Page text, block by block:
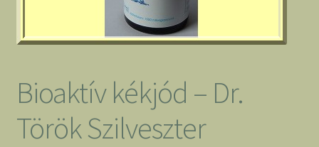
Bioaktív kékjód – Dr.
Török Szilveszter